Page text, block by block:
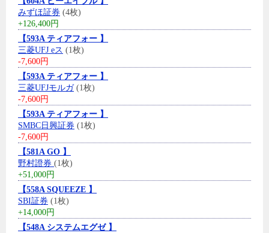
みずほ証券 (4枚)
+126,400円
【593A ティアフォー 】
三菱UFJ eス (1枚)
-7,600円
【593A ティアフォー 】
三菱UFJモルガ(1枚)
-7,600円
【593A ティアフォー 】
SMBC日興証券 (1枚)
-7,600円
【581A GO 】
野村證券 (1枚)
+51,000円
【558A SQUEEZE 】
SBI証券 (1枚)
+14,000円
【548A システムエグゼ 】